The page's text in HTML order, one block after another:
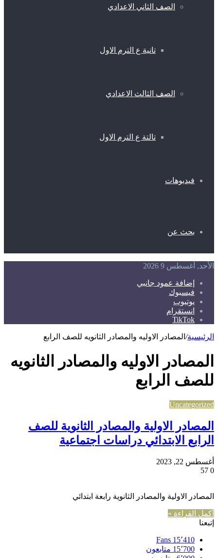
الصف الثاني الاعدادي
تانية ع الترم الاول
الصف الثالث الاعدادي
تالتة ع الترم الاول
فيديوهات
بحث عن
الأحد, أغسطس 9 2026
إضافة عمود جانبي
فيسبوك
يوتيوب
انستقرام
TikTok
الرئيسية/ المصادر الاوليه والمصادر الثانويه للصف الرابع
المصادر الاوليه والمصادر الثانويه
للصف الرابع
Uncategorized
المصادر الاولية والمصادر الثانوية للصف
الرابع الابتدائي دراسات اجتماعية
أغسطس 22, 2023
0
المصادر الاولية والمصادر الثانوية رابعة ابتدائي
أكمل القراءة »
إتبعنا
15٬410 Fans
15٬700 متابعون